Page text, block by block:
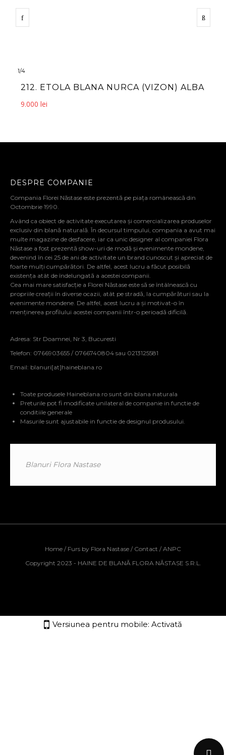
1/4
212. ETOLA BLANA NURCA (VIZON) ALBA
9.000 lei
DESPRE COMPANIE
Compania Florei Năstase este prezentă pe piața românească din
Octombrie 1990.
Având ca obiect de activitate executarea și comercializarea produselor
exclusiv din blană naturală. În decursul timpului, compania a avut mai
multe magazine de desfacere, iar ca unic designer al companiei Flora
Năstase a fost prezentă show-uri de modă și evenimente mondene,
devenind în cei 25 de ani de activitate un brand cunoscut și apreciat de
foarte mulți cumpărători. De altfel, acest lucru a făcut posibilă
existența atât de îndelungată a acestei companii.
Cea mai mare satisfacție a Florei Năstase este să se întâlnească cu
propriile creații în diverse ocazii, atât pe stradă, la cumpărături sau la
evenimente mondene. De altfel, acest lucru a și motivat-o în
menținerea profilului acestei companii într-o perioadă dificilă.
Adresa: Str Doamnei, Nr 3, Bucuresti
Telefon: 0766903655 / 0766740804 sau 0213125581
Email: blanuri[at]haineblana.ro
Toate produsele Haineblana.ro sunt din blana naturala
Preturile pot fi modificate unilateral de companie in functie de
conditiile generale
Masurile sunt ajustabile in functie de designul produsului.
Blanuri Flora Nastase
Home / Furs by Flora Nastase / Contact / ANPC
Copyright 2023 - HAINE DE BLANĂ FLORA NĂSTASE S.R.L.
Versiunea pentru mobile: Activată